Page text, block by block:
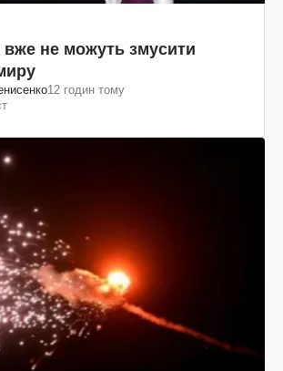
не можуть змусити
12 годин тому